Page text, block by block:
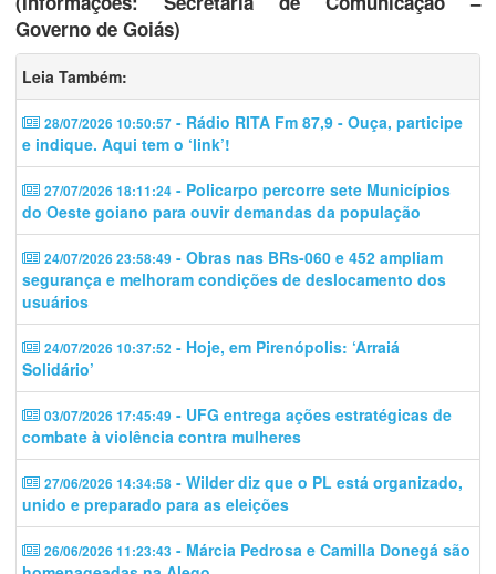
Governo de Goiás)
Leia Também:
28/07/2026 10:50:57 - Rádio RITA Fm 87,9 - Ouça, participe
e indique. Aqui tem o ‘link’!
27/07/2026 18:11:24 - Policarpo percorre sete Municípios
do Oeste goiano para ouvir demandas da população
24/07/2026 23:58:49 - Obras nas BRs-060 e 452 ampliam
segurança e melhoram condições de deslocamento dos
usuários
24/07/2026 10:37:52 - Hoje, em Pirenópolis: ‘Arraiá
Solidário’
03/07/2026 17:45:49 - UFG entrega ações estratégicas de
combate à violência contra mulheres
27/06/2026 14:34:58 - Wilder diz que o PL está organizado,
unido e preparado para as eleições
26/06/2026 11:23:43 - Márcia Pedrosa e Camilla Donegá são